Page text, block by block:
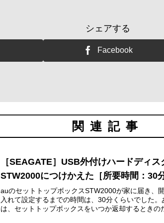
シェアする
Facebook
関連記事
［SEAGATE］USB外付けハードディ
STW2000につけかえた［所要時間：30分
auのセットトップボックスSTW2000が家に届き、
入れて設定するまでの時間は、30分くらいでした
は、セットトップボックスをいつか返却するときの